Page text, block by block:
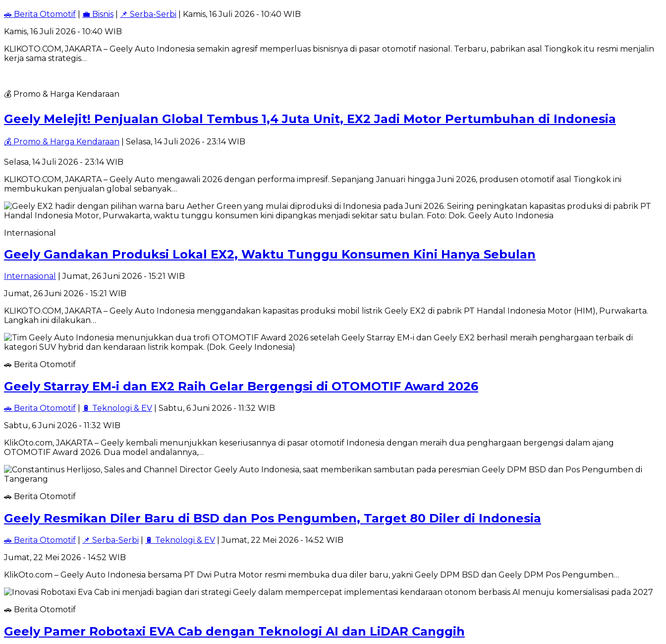
🚗 Berita Otomotif 💼 Bisnis 📌 Serba-Serbi | Kamis, 16 Juli 2026 - 10:40 WIB
Kamis, 16 Juli 2026 - 10:40 WIB
KLIKOTO.COM, JAKARTA – Geely Auto Indonesia semakin agresif memperluas bisnisnya di pasar otomotif nasional. Terbaru, pabrikan asal Tiongkok itu resmi menjalin
kerja sama strategis…
💰 Promo & Harga Kendaraan
Geely Melejit! Penjualan Global Tembus 1,4 Juta Unit, EX2 Jadi Motor Pertumbuhan di Indonesia
💰 Promo & Harga Kendaraan | Selasa, 14 Juli 2026 - 23:14 WIB
Selasa, 14 Juli 2026 - 23:14 WIB
KLIKOTO.COM, JAKARTA – Geely Auto mengawali 2026 dengan performa impresif. Sepanjang Januari hingga Juni 2026, produsen otomotif asal Tiongkok ini
membukukan penjualan global sebanyak…
Internasional
Geely Gandakan Produksi Lokal EX2, Waktu Tunggu Konsumen Kini Hanya Sebulan
Internasional
| Jumat, 26 Juni 2026 - 15:21 WIB
Jumat, 26 Juni 2026 - 15:21 WIB
KLIKOTO.COM, JAKARTA – Geely Auto Indonesia menggandakan kapasitas produksi mobil listrik Geely EX2 di pabrik PT Handal Indonesia Motor (HIM), Purwakarta.
Langkah ini dilakukan…
🚗 Berita Otomotif
Geely Starray EM-i dan EX2 Raih Gelar Bergengsi di OTOMOTIF Award 2026
🚗 Berita Otomotif 🔋 Teknologi & EV | Sabtu, 6 Juni 2026 - 11:32 WIB
Sabtu, 6 Juni 2026 - 11:32 WIB
KlikOto.com, JAKARTA – Geely kembali menunjukkan keseriusannya di pasar otomotif Indonesia dengan meraih dua penghargaan bergengsi dalam ajang
OTOMOTIF Award 2026. Dua model andalannya,…
🚗 Berita Otomotif
Geely Resmikan Diler Baru di BSD dan Pos Pengumben, Target 80 Diler di Indonesia
🚗 Berita Otomotif 📌 Serba-Serbi 🔋 Teknologi & EV | Jumat, 22 Mei 2026 - 14:52 WIB
Jumat, 22 Mei 2026 - 14:52 WIB
KlikOto.com – Geely Auto Indonesia bersama PT Dwi Putra Motor resmi membuka dua diler baru, yakni Geely DPM BSD dan Geely DPM Pos Pengumben…
🚗 Berita Otomotif
Geely Pamer Robotaxi EVA Cab dengan Teknologi AI dan LiDAR Canggih